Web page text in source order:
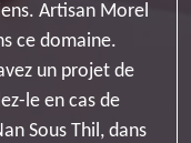
Artisan Morel
ce domaine.
un projet de
le en cas de
Sous Thil, dans